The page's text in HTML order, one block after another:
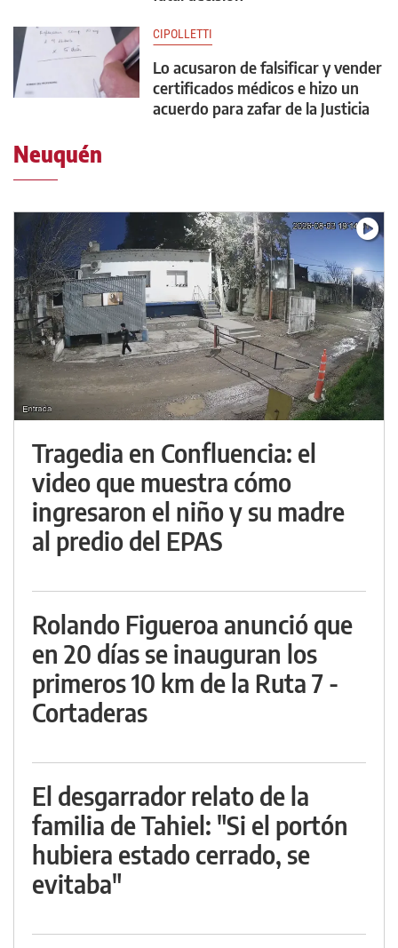
CIPOLLETTI
Lo acusaron de falsificar y vender
certificados médicos e hizo un
acuerdo para zafar de la Justicia
Neuquén
Tragedia en Confluencia: el
video que muestra cómo
ingresaron el niño y su madre
al predio del EPAS
Rolando Figueroa anunció que
en 20 días se inauguran los
primeros 10 km de la Ruta 7 -
Cortaderas
El desgarrador relato de la
familia de Tahiel: "Si el portón
hubiera estado cerrado, se
evitaba"